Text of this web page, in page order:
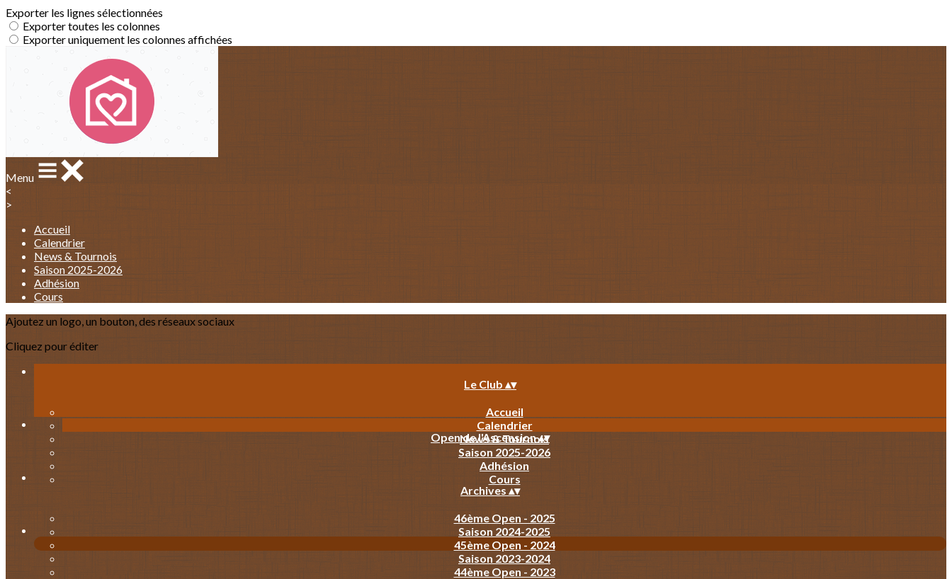
Exporter les lignes sélectionnées
Exporter toutes les colonnes
Exporter uniquement les colonnes affichées
Menu
<
>
Accueil
Calendrier
News & Tournois
Saison 2025-2026
Adhésion
Cours
Ajoutez un logo, un bouton, des réseaux sociaux
Cliquez pour éditer
Le Club ▴▾
Accueil
Calendrier
News & Tournois
Saison 2025-2026
Adhésion
Cours
Open de l'Ascension▴▾
Archives ▴▾
46ème Open - 2025
Saison 2024-2025
45ème Open - 2024
Saison 2023-2024
44ème Open - 2023